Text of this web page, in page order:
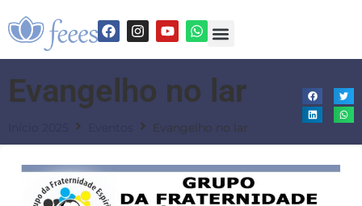
Evangelho no lar
Evangelho no lar